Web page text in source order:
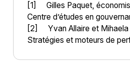
[1] Gilles Paquet,
Centre d’études en
[2] Yvan Allaire et Mihaela
Stratégies et moteurs de